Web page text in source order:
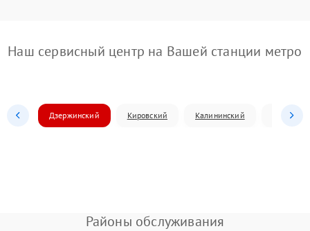
Наш сервисный центр на Вашей станции метро
Дзержинский Кировский Калининский
Районы обслуживания